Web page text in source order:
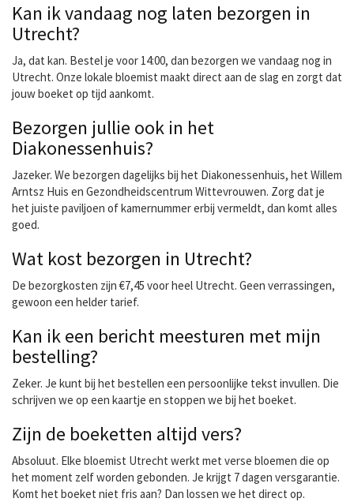
Kan ik vandaag nog laten bezorgen in
Utrecht?
Ja, dat kan. Bestel je voor 14:00, dan bezorgen we vandaag nog in
Utrecht. Onze lokale bloemist maakt direct aan de slag en zorgt dat
jouw boeket op tijd aankomt.
Bezorgen jullie ook in het
Diakonessenhuis?
Jazeker. We bezorgen dagelijks bij het Diakonessenhuis, het Willem
Arntsz Huis en Gezondheidscentrum Wittevrouwen. Zorg dat je
het juiste paviljoen of kamernummer erbij vermeldt, dan komt alles
goed.
Wat kost bezorgen in Utrecht?
De bezorgkosten zijn €7,45 voor heel Utrecht. Geen verrassingen,
gewoon een helder tarief.
Kan ik een bericht meesturen met mijn
bestelling?
Zeker. Je kunt bij het bestellen een persoonlijke tekst invullen. Die
schrijven we op een kaartje en stoppen we bij het boeket.
Zijn de boeketten altijd vers?
Absoluut. Elke bloemist Utrecht werkt met verse bloemen die op
het moment zelf worden gebonden. Je krijgt 7 dagen versgarantie.
Komt het boeket niet fris aan? Dan lossen we het direct op.